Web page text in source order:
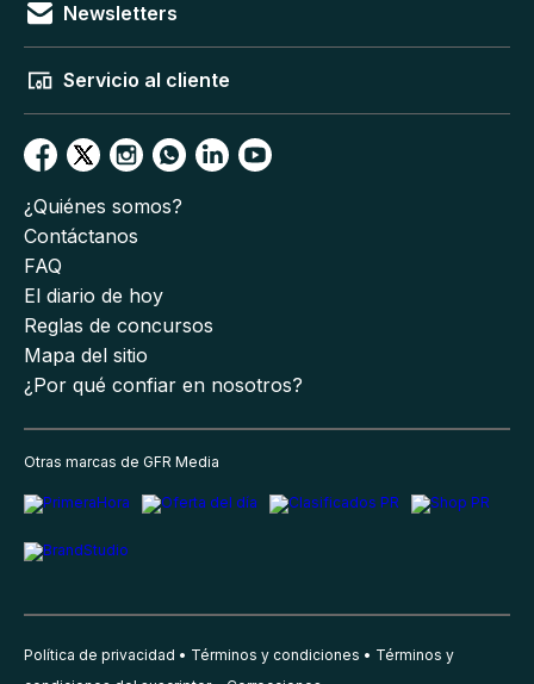
Newsletters
Servicio al cliente
¿Quiénes somos?
Contáctanos
FAQ
El diario de hoy
Reglas de concursos
Mapa del sitio
¿Por qué confiar en nosotros?
Otras marcas de GFR Media
Política de privacidad Términos y condiciones
Términos y